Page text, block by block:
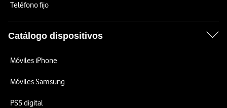
Teléfono fijo
Catálogo dispositivos
Móviles iPhone
Móviles Samsung
PS5 digital